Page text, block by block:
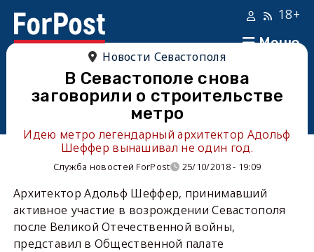
Меню
18+
Новости Севастополя
В Севастополе снова
заговорили о строительстве
метро
Идею метро легендарный архитектор Адольф
Шеффер вынашивал не один год.
Служба новостей ForPost 25/10/2018 - 19:09
Архитектор Адольф Шеффер, принимавший
активное участие в возрождении Севастополя
после Великой Отечественной войны,
представил в Общественной палате